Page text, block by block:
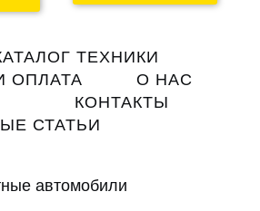
ТЕХНИКИ
ОПЛАТА
О НАС
КОНТАКТЫ
СТАТЬИ
автомобили